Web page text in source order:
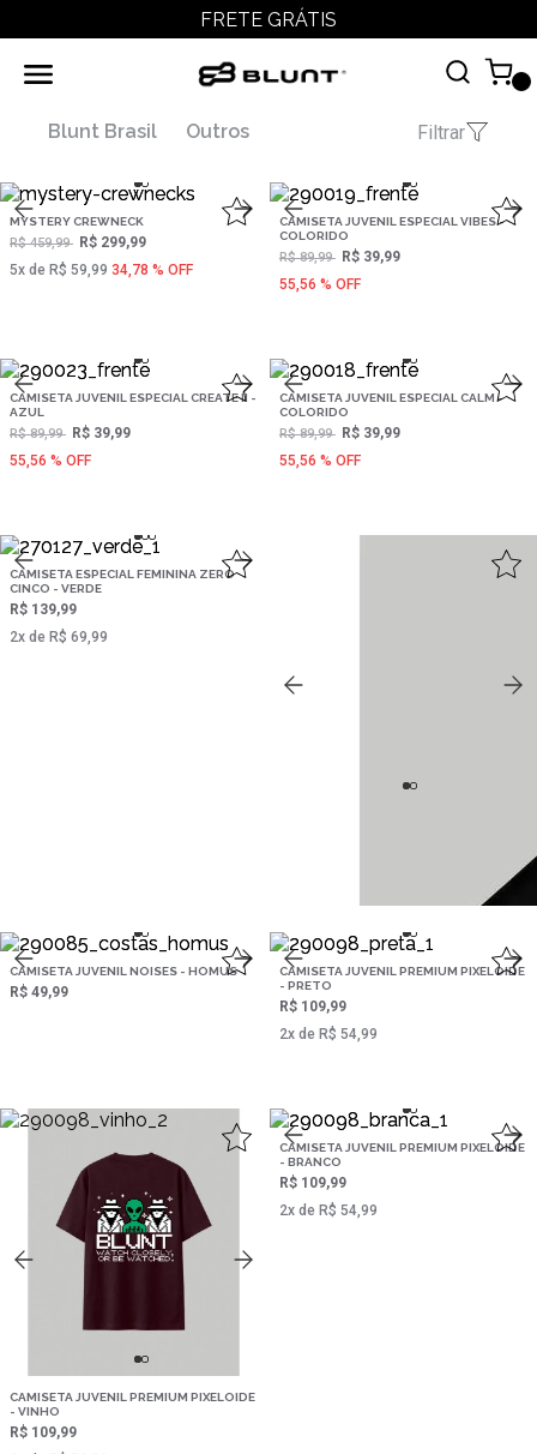
FRETE GRÁTIS
Blunt Brasil Outros Filtrar
MYSTERY CREWNECK
R$ 459,99 R$ 299,99
5‌x de R$ 59,99 34,78 % OFF
CAMISETA JUVENIL ESPECIAL VIBES -
COLORIDO
R$ 89,99 R$ 39,99
55,56 % OFF
CAMISETA JUVENIL ESPECIAL CREATE II -
AZUL
R$ 89,99 R$ 39,99
55,56 % OFF
CAMISETA JUVENIL ESPECIAL CALM -
COLORIDO
R$ 89,99 R$ 39,99
55,56 % OFF
CAMISETA ESPECIAL FEMININA ZERO
CINCO - VERDE
R$ 139,99
2‌x de R$ 69,99
CAMISETA JUVENIL NOISES - HOMUS
R$ 49,99
CAMISETA JUVENIL PREMIUM PIXELOIDE
- PRETO
R$ 109,99
2‌x de R$ 54,99
CAMISETA JUVENIL PREMIUM PIXELOIDE
- VINHO
R$ 109,99
CAMISETA JUVENIL PREMIUM PIXELOIDE
- BRANCO
R$ 109,99
2‌x de R$ 54,99